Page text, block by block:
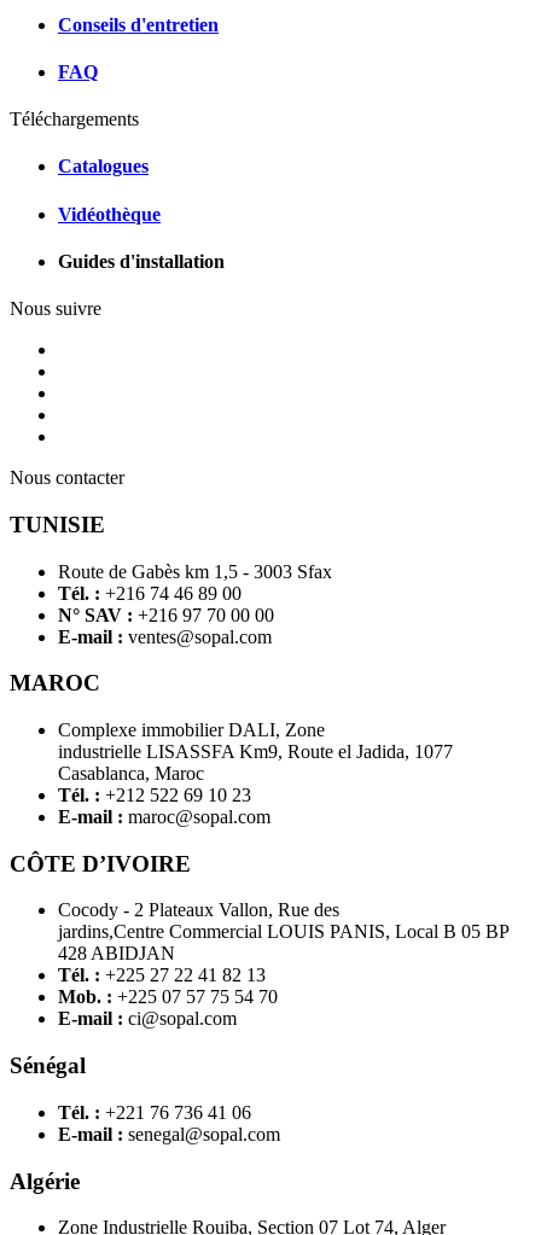
Conseils d'entretien
FAQ
Téléchargements
Catalogues
Vidéothèque
Guides d'installation
Nous suivre
Nous contacter
TUNISIE
Route de Gabès km 1,5 - 3003 Sfax
Tél. : +216 74 46 89 00
N° SAV : +216 97 70 00 00
E-mail : ventes@sopal.com
MAROC
Complexe immobilier DALI, Zone
industrielle LISASSFA Km9, Route el Jadida, 1077
Casablanca, Maroc
Tél. : +212 522 69 10 23
E-mail : maroc@sopal.com
CÔTE D’IVOIRE
Cocody - 2 Plateaux Vallon, Rue des
jardins,Centre Commercial LOUIS PANIS, Local B 05 BP
428 ABIDJAN
Tél. : +225 27 22 41 82 13
Mob. : +225 07 57 75 54 70
E-mail : ci@sopal.com
Sénégal
Tél. : +221 76 736 41 06
E-mail : senegal@sopal.com
Algérie
Zone Industrielle Rouiba, Section 07 Lot 74, Alger